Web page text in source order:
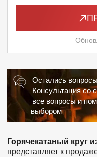
Остались
Консультация со
все вопросы и
выбором
Горячекатаный круг
представляет к